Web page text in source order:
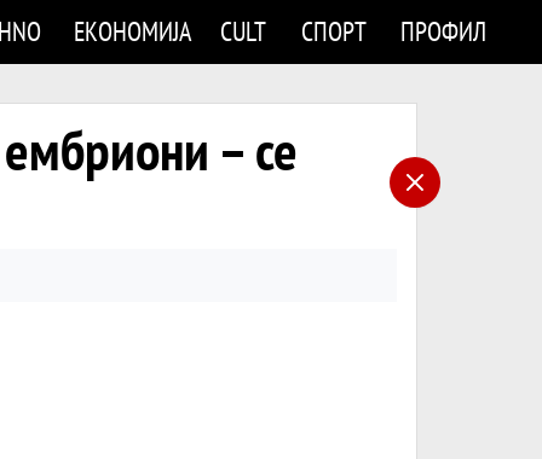
ЕКОНОМИЈА CULT СПОРТ ПРОФИЛ
– се